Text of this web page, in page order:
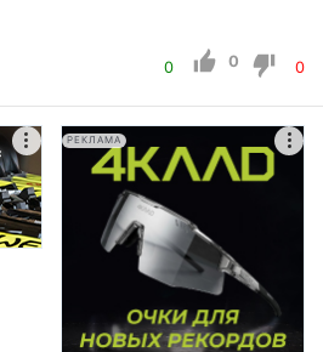
0 0 0
РЕКЛАМА